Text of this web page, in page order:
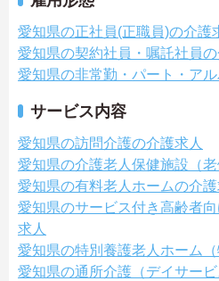
愛知県の正社員(正職員)の介護
愛知県の契約社員・嘱託社員の
愛知県の非常勤・パート・ア
サービス内容
愛知県の訪問介護の介護求人
愛知県の介護老人保健施設（
愛知県の有料老人ホームの介護
愛知県のサービス付き高齢者
求人
愛知県の特別養護老人ホーム
愛知県の通所介護（デイサー